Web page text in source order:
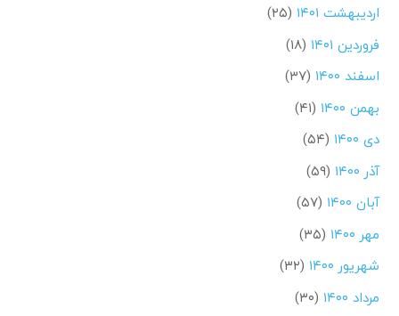
اردیبهشت ۱۴۰۱
(۲۵)
فروردین ۱۴۰۱
(۱۸)
اسفند ۱۴۰۰
(۳۷)
بهمن ۱۴۰۰
(۴۱)
دی ۱۴۰۰
(۵۴)
آذر ۱۴۰۰
(۵۹)
آبان ۱۴۰۰
(۵۷)
مهر ۱۴۰۰
(۳۵)
شهریور ۱۴۰۰
(۳۲)
مرداد ۱۴۰۰
(۳۰)